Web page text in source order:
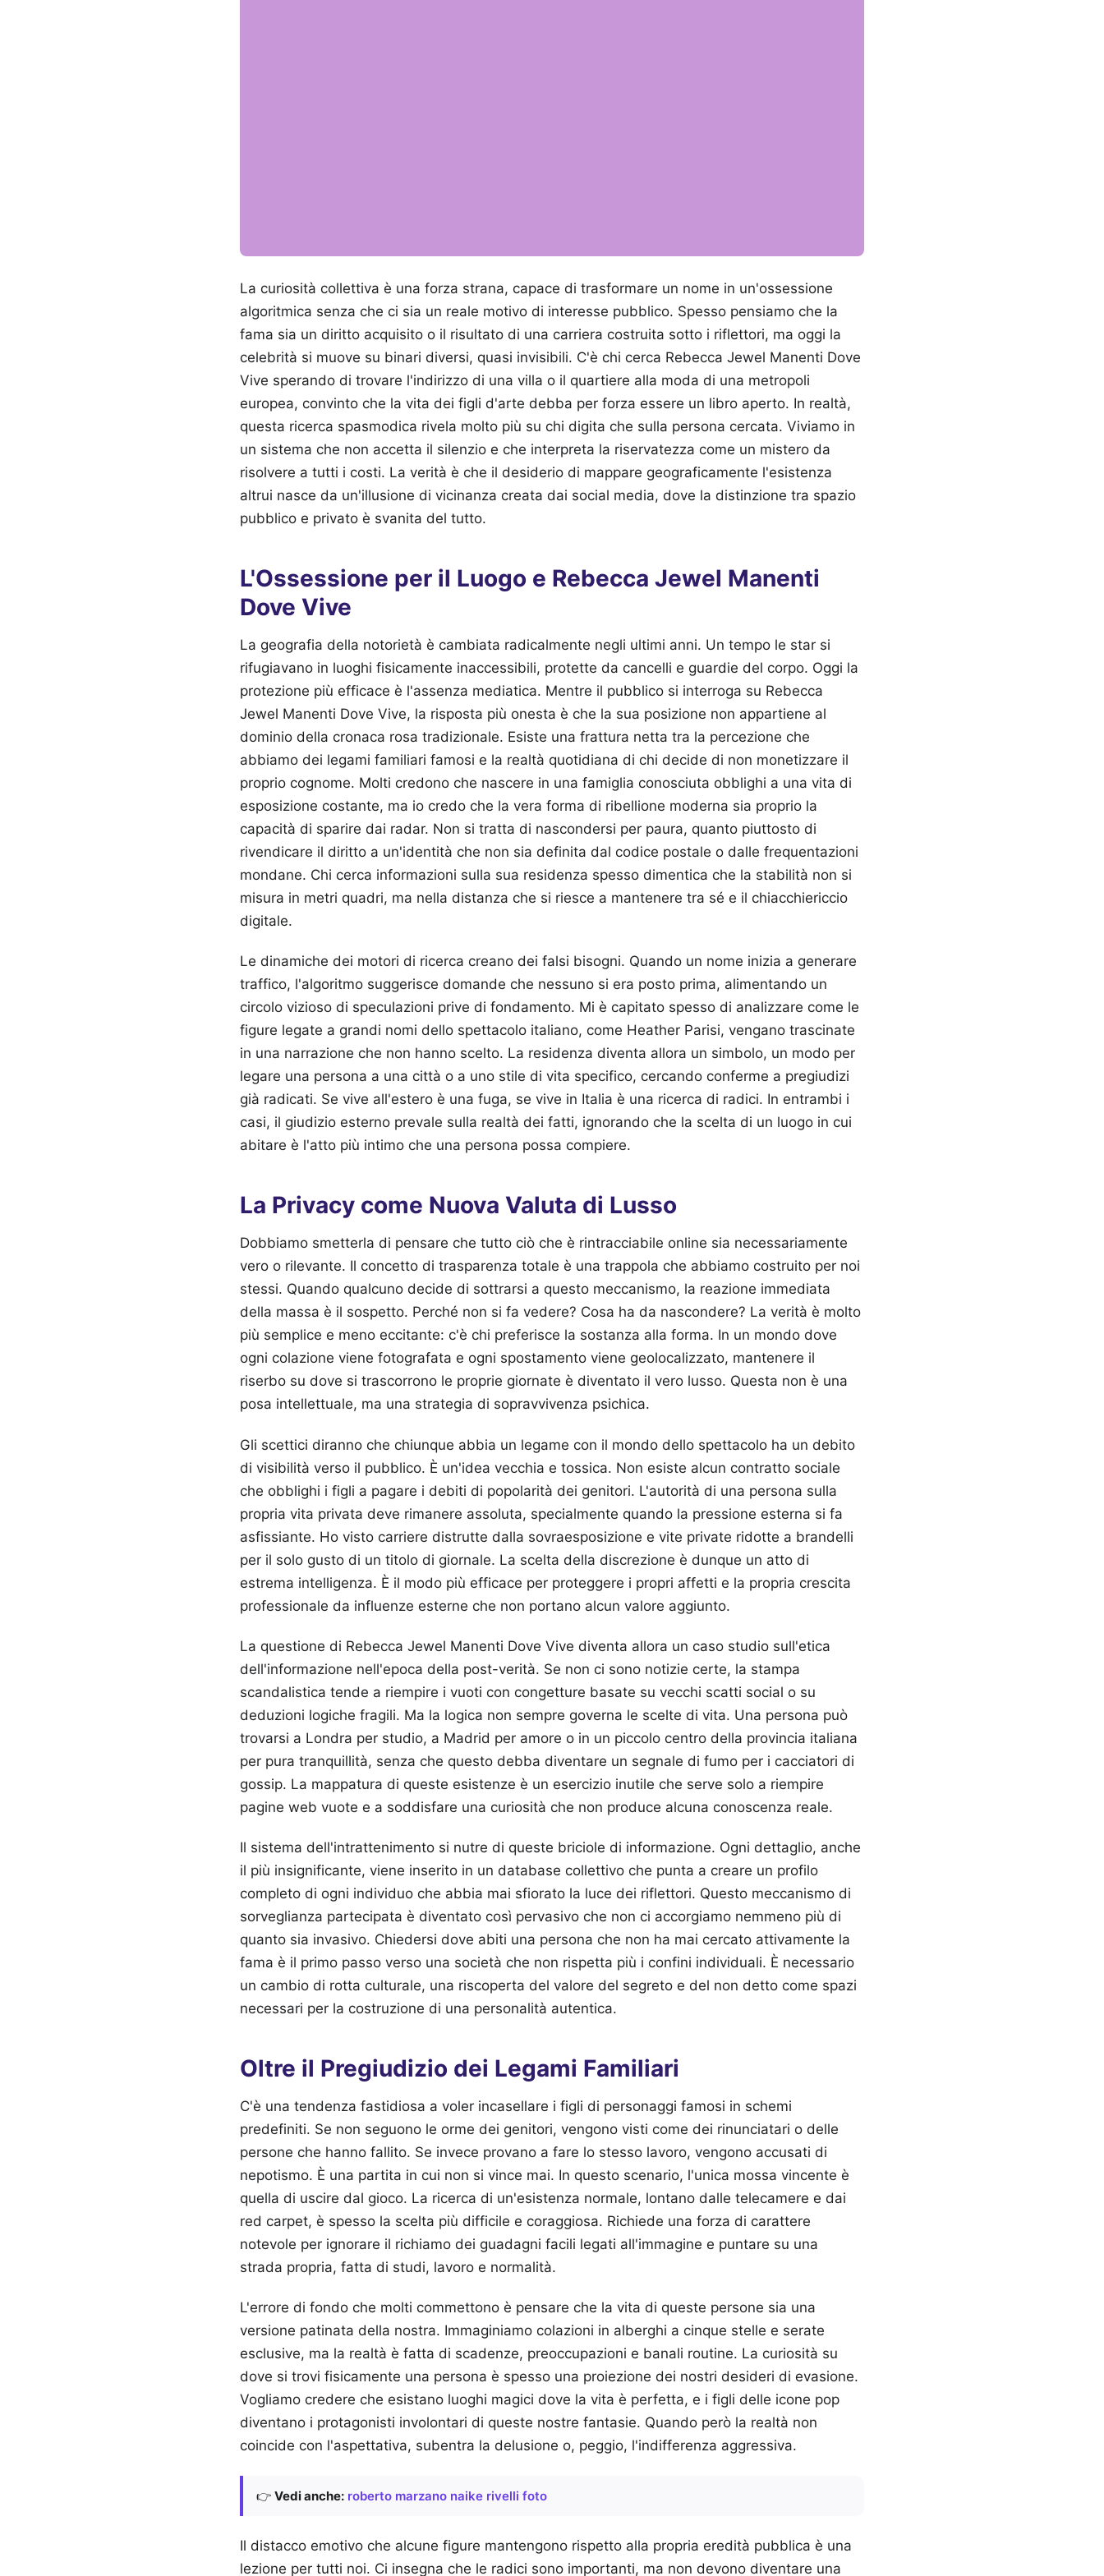
La curiosità collettiva è una forza strana, capace di trasformare un nome in un'ossessione
algoritmica senza che ci sia un reale motivo di interesse pubblico. Spesso pensiamo che la
fama sia un diritto acquisito o il risultato di una carriera costruita sotto i riflettori, ma oggi la
celebrità si muove su binari diversi, quasi invisibili. C'è chi cerca Rebecca Jewel Manenti Dove
Vive sperando di trovare l'indirizzo di una villa o il quartiere alla moda di una metropoli
europea, convinto che la vita dei figli d'arte debba per forza essere un libro aperto. In realtà,
questa ricerca spasmodica rivela molto più su chi digita che sulla persona cercata. Viviamo in
un sistema che non accetta il silenzio e che interpreta la riservatezza come un mistero da
risolvere a tutti i costi. La verità è che il desiderio di mappare geograficamente l'esistenza
altrui nasce da un'illusione di vicinanza creata dai social media, dove la distinzione tra spazio
pubblico e privato è svanita del tutto.
L'Ossessione per il Luogo e Rebecca Jewel Manenti
Dove Vive
La geografia della notorietà è cambiata radicalmente negli ultimi anni. Un tempo le star si
rifugiavano in luoghi fisicamente inaccessibili, protette da cancelli e guardie del corpo. Oggi la
protezione più efficace è l'assenza mediatica. Mentre il pubblico si interroga su Rebecca
Jewel Manenti Dove Vive, la risposta più onesta è che la sua posizione non appartiene al
dominio della cronaca rosa tradizionale. Esiste una frattura netta tra la percezione che
abbiamo dei legami familiari famosi e la realtà quotidiana di chi decide di non monetizzare il
proprio cognome. Molti credono che nascere in una famiglia conosciuta obblighi a una vita di
esposizione costante, ma io credo che la vera forma di ribellione moderna sia proprio la
capacità di sparire dai radar. Non si tratta di nascondersi per paura, quanto piuttosto di
rivendicare il diritto a un'identità che non sia definita dal codice postale o dalle frequentazioni
mondane. Chi cerca informazioni sulla sua residenza spesso dimentica che la stabilità non si
misura in metri quadri, ma nella distanza che si riesce a mantenere tra sé e il chiacchiericcio
digitale.
Le dinamiche dei motori di ricerca creano dei falsi bisogni. Quando un nome inizia a generare
traffico, l'algoritmo suggerisce domande che nessuno si era posto prima, alimentando un
circolo vizioso di speculazioni prive di fondamento. Mi è capitato spesso di analizzare come le
figure legate a grandi nomi dello spettacolo italiano, come Heather Parisi, vengano trascinate
in una narrazione che non hanno scelto. La residenza diventa allora un simbolo, un modo per
legare una persona a una città o a uno stile di vita specifico, cercando conferme a pregiudizi
già radicati. Se vive all'estero è una fuga, se vive in Italia è una ricerca di radici. In entrambi i
casi, il giudizio esterno prevale sulla realtà dei fatti, ignorando che la scelta di un luogo in cui
abitare è l'atto più intimo che una persona possa compiere.
La Privacy come Nuova Valuta di Lusso
Dobbiamo smetterla di pensare che tutto ciò che è rintracciabile online sia necessariamente
vero o rilevante. Il concetto di trasparenza totale è una trappola che abbiamo costruito per noi
stessi. Quando qualcuno decide di sottrarsi a questo meccanismo, la reazione immediata
della massa è il sospetto. Perché non si fa vedere? Cosa ha da nascondere? La verità è molto
più semplice e meno eccitante: c'è chi preferisce la sostanza alla forma. In un mondo dove
ogni colazione viene fotografata e ogni spostamento viene geolocalizzato, mantenere il
riserbo su dove si trascorrono le proprie giornate è diventato il vero lusso. Questa non è una
posa intellettuale, ma una strategia di sopravvivenza psichica.
Gli scettici diranno che chiunque abbia un legame con il mondo dello spettacolo ha un debito
di visibilità verso il pubblico. È un'idea vecchia e tossica. Non esiste alcun contratto sociale
che obblighi i figli a pagare i debiti di popolarità dei genitori. L'autorità di una persona sulla
propria vita privata deve rimanere assoluta, specialmente quando la pressione esterna si fa
asfissiante. Ho visto carriere distrutte dalla sovraesposizione e vite private ridotte a brandelli
per il solo gusto di un titolo di giornale. La scelta della discrezione è dunque un atto di
estrema intelligenza. È il modo più efficace per proteggere i propri affetti e la propria crescita
professionale da influenze esterne che non portano alcun valore aggiunto.
La questione di Rebecca Jewel Manenti Dove Vive diventa allora un caso studio sull'etica
dell'informazione nell'epoca della post-verità. Se non ci sono notizie certe, la stampa
scandalistica tende a riempire i vuoti con congetture basate su vecchi scatti social o su
deduzioni logiche fragili. Ma la logica non sempre governa le scelte di vita. Una persona può
trovarsi a Londra per studio, a Madrid per amore o in un piccolo centro della provincia italiana
per pura tranquillità, senza che questo debba diventare un segnale di fumo per i cacciatori di
gossip. La mappatura di queste esistenze è un esercizio inutile che serve solo a riempire
pagine web vuote e a soddisfare una curiosità che non produce alcuna conoscenza reale.
Il sistema dell'intrattenimento si nutre di queste briciole di informazione. Ogni dettaglio, anche
il più insignificante, viene inserito in un database collettivo che punta a creare un profilo
completo di ogni individuo che abbia mai sfiorato la luce dei riflettori. Questo meccanismo di
sorveglianza partecipata è diventato così pervasivo che non ci accorgiamo nemmeno più di
quanto sia invasivo. Chiedersi dove abiti una persona che non ha mai cercato attivamente la
fama è il primo passo verso una società che non rispetta più i confini individuali. È necessario
un cambio di rotta culturale, una riscoperta del valore del segreto e del non detto come spazi
necessari per la costruzione di una personalità autentica.
Oltre il Pregiudizio dei Legami Familiari
C'è una tendenza fastidiosa a voler incasellare i figli di personaggi famosi in schemi
predefiniti. Se non seguono le orme dei genitori, vengono visti come dei rinunciatari o delle
persone che hanno fallito. Se invece provano a fare lo stesso lavoro, vengono accusati di
nepotismo. È una partita in cui non si vince mai. In questo scenario, l'unica mossa vincente è
quella di uscire dal gioco. La ricerca di un'esistenza normale, lontano dalle telecamere e dai
red carpet, è spesso la scelta più difficile e coraggiosa. Richiede una forza di carattere
notevole per ignorare il richiamo dei guadagni facili legati all'immagine e puntare su una
strada propria, fatta di studi, lavoro e normalità.
L'errore di fondo che molti commettono è pensare che la vita di queste persone sia una
versione patinata della nostra. Immaginiamo colazioni in alberghi a cinque stelle e serate
esclusive, ma la realtà è fatta di scadenze, preoccupazioni e banali routine. La curiosità su
dove si trovi fisicamente una persona è spesso una proiezione dei nostri desideri di evasione.
Vogliamo credere che esistano luoghi magici dove la vita è perfetta, e i figli delle icone pop
diventano i protagonisti involontari di queste nostre fantasie. Quando però la realtà non
coincide con l'aspettativa, subentra la delusione o, peggio, l'indifferenza aggressiva.
👉 Vedi anche: roberto marzano naike rivelli foto
Il distacco emotivo che alcune figure mantengono rispetto alla propria eredità pubblica è una
lezione per tutti noi. Ci insegna che le radici sono importanti, ma non devono diventare una